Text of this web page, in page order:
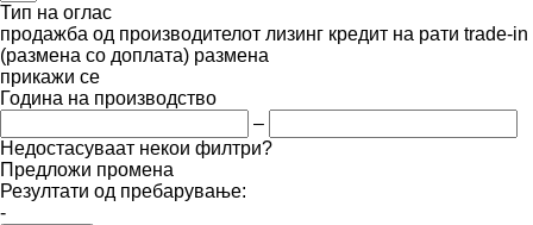
Тип на оглас
продажба од производителот лизинг кредит на рати trade-in
(размена со доплата) размена
прикажи се
Година на производство
–
Недостасуваат некои филтри?
Предложи промена
Резултати од пребарување:
-